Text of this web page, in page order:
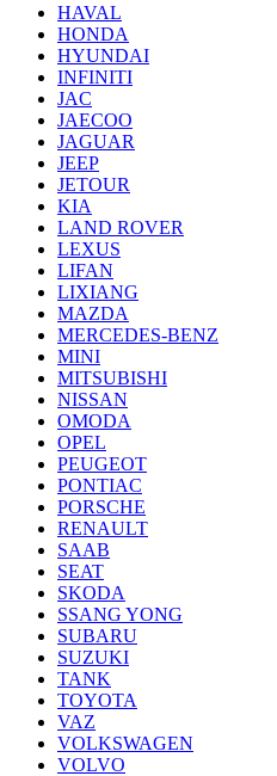
HAVAL
HONDA
HYUNDAI
INFINITI
JAC
JAECOO
JAGUAR
JEEP
JETOUR
KIA
LAND ROVER
LEXUS
LIFAN
LIXIANG
MAZDA
MERCEDES-BENZ
MINI
MITSUBISHI
NISSAN
OMODA
OPEL
PEUGEOT
PONTIAC
PORSCHE
RENAULT
SAAB
SEAT
SKODA
SSANG YONG
SUBARU
SUZUKI
TANK
TOYOTA
VAZ
VOLKSWAGEN
VOLVO